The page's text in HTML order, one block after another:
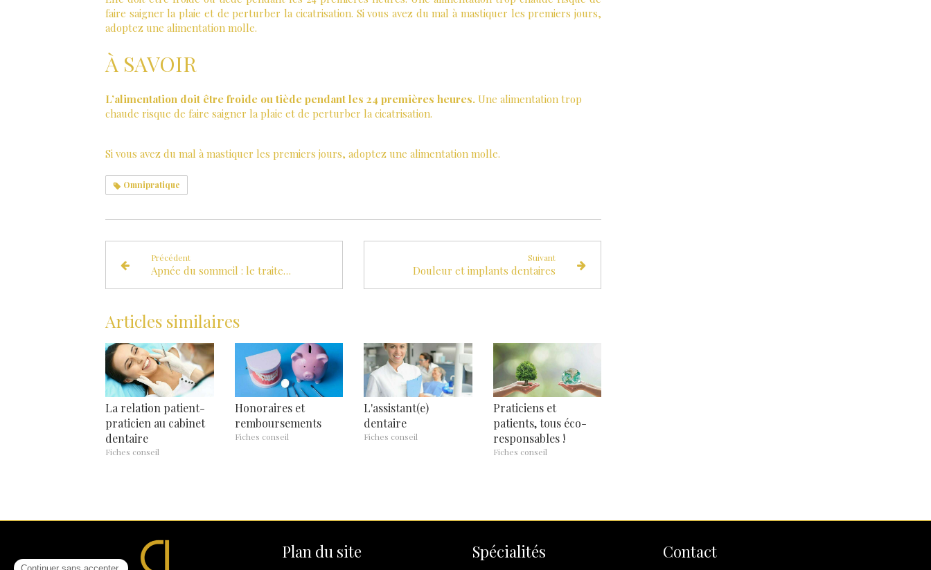
faire saigner la plaie et de perturber la cicatrisation. Si vous avez du mal à mastiquer les premiers jours,
adoptez une alimentation molle.
À SAVOIR
L’alimentation doit être froide ou tiède pendant les 24 premières heures. Une alimentation trop
chaude risque de faire saigner la plaie et de perturber la cicatrisation.
Si vous avez du mal à mastiquer les premiers jours, adoptez une alimentation molle.
Omnipratique
Précédent
Apnée du sommeil : le traitement par orthèse dentaire
Suivant
Douleur et implants dentaires
Articles similaires
La relation patient-
praticien au cabinet
dentaire
Fiches conseil
Honoraires et
remboursements
Fiches conseil
L'assistant(e)
dentaire
Fiches conseil
Praticiens et
patients, tous éco-
responsables !
Fiches conseil
Plan du site Spécialités Contact